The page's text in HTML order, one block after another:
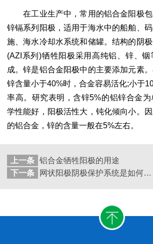
在工业生产中，常用的铝合金阳极包
锌镉系列阳极，适用于海水中的船舶、
施、海水冷却水系统和储罐。结构的阴
(AZI系列)牺牲阳极采用高纯铝、锌、
成。锌是铝合金阳极中的主要添加元素
锌含量小于40%时，合金容易活化;小于
率高。研究表明，含锌5%的铝锌合金
学性能好，阳极活性大，钝化倾向小。
的铝合金，锌的含量一般在5%左右。
上一条 铝合金牺牲阳极的用途
下一条
网状阳极阴极保护系统是如何安装